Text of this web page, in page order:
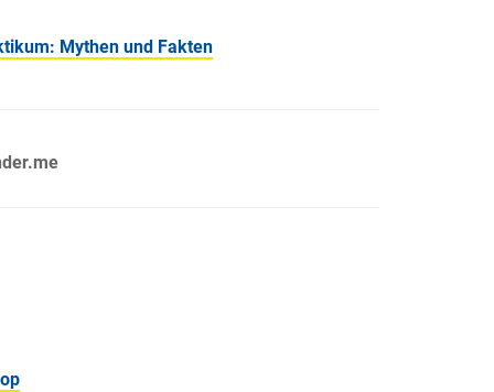
Mythen und Fakten